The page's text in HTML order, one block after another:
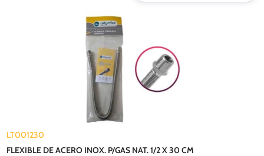
LT001230
FLEXIBLE DE ACERO INOX. P/GAS NAT. 1/2 X 30 CM